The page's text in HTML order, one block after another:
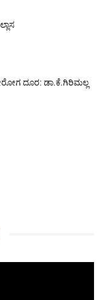
ದೂರ: ಡಾ.ಕೆ.ಗಿರಿಮಲ್ಲ